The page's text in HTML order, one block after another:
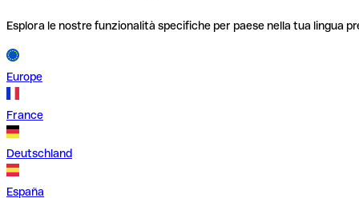
Esplora le nostre funzionalità specifiche per paese nella tua lingua
Europe
France
Deutschland
España